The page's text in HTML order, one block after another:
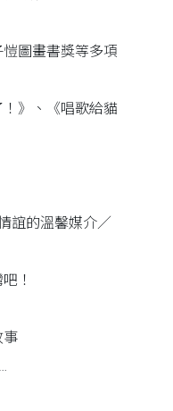
圖畫書獎等多項
！》、《唱歌給貓
誼的溫馨媒介／
！
事